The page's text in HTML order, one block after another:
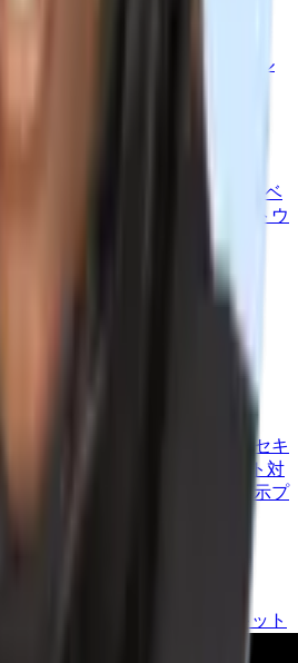
モデルコンテキストプロトコル
ルキット
採用イベ
採用ソフトウ
リシー
データセキ
インシデント対
脆弱性開示プ
ログラム プレスキット